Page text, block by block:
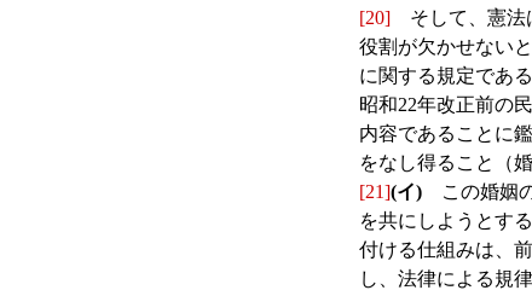
[20] そして、憲法
役割が欠かせない
に関する規定であ
昭和22年改正前の
内容であることに
をなし得ること（
[21](イ) この婚姻
を共にしようとす
付ける仕組みは、
し、法律による規